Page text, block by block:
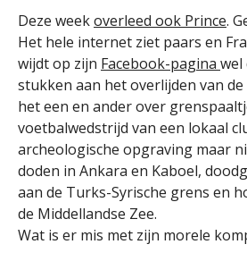
Deze weekoverleed ook Prince.
Het hele internet ziet paars en
wijdt op zijn Facebook-pagina wel
stukken aan het overlijden van
het een en ander over
voetbalwedstrijd van een lokaal
archeologische opgraving maar
doden in Ankara en Kaboel,
aan de Turks-Syrische grens en
de Middellandse Zee.
Wat is er mis met zijn morele